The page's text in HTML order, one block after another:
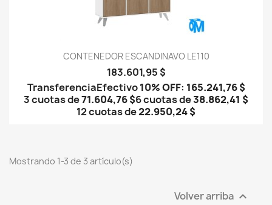
CONTENEDOR ESCANDINAVO LE110
183.601,95 $
TransferenciaEfectivo10% OFF: 165.241,76 $
3 cuotas de71.604,76 $6 cuotas de38.862,41 $
12 cuotas de22.950,24 $
Mostrando 1-3 de 3 artículo(s)
Volver arriba 